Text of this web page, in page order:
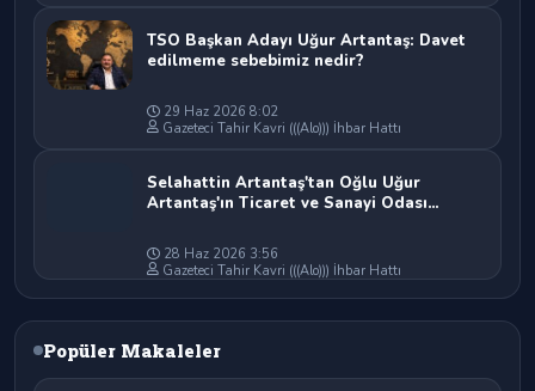
TSO Başkan Adayı Uğur Artantaş: Davet
edilmeme sebebimiz nedir?
29 Haz 2026 8:02
Gazeteci Tahir Kavri (((Alo))) İhbar Hattı
Selahattin Artantaş'tan Oğlu Uğur
Artantaş'ın Ticaret ve Sanayi Odası
Bahtın Açık Olsun Oğlum"
28 Haz 2026 3:56
Gazeteci Tahir Kavri (((Alo))) İhbar Hattı
Popüler Makaleler